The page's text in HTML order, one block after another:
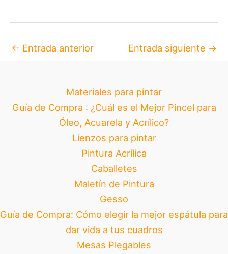
← Entrada anterior Entrada siguiente →
Materiales para pintar
Guía de Compra : ¿Cuál es el Mejor Pincel para
Óleo, Acuarela y Acrílico?
Lienzos para pintar
Pintura Acrílica
Caballetes
Maletín de Pintura
Gesso
Guía de Compra: Cómo elegir la mejor espátula para
dar vida a tus cuadros
Mesas Plegables